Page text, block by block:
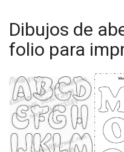
Dibujos de
folio para